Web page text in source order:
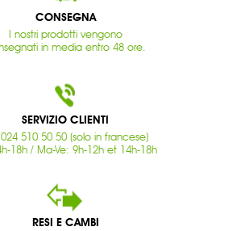
CONSEGNA
I nostri prodotti vengono
in media entro 48 ore.
SERVIZIO CLIENTI
510 50 50 (solo in francese)
18h / Ma-Ve: 9h-12h et 14h-18h
RESI E CAMBI